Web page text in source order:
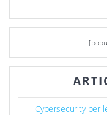
Cybersecurity per